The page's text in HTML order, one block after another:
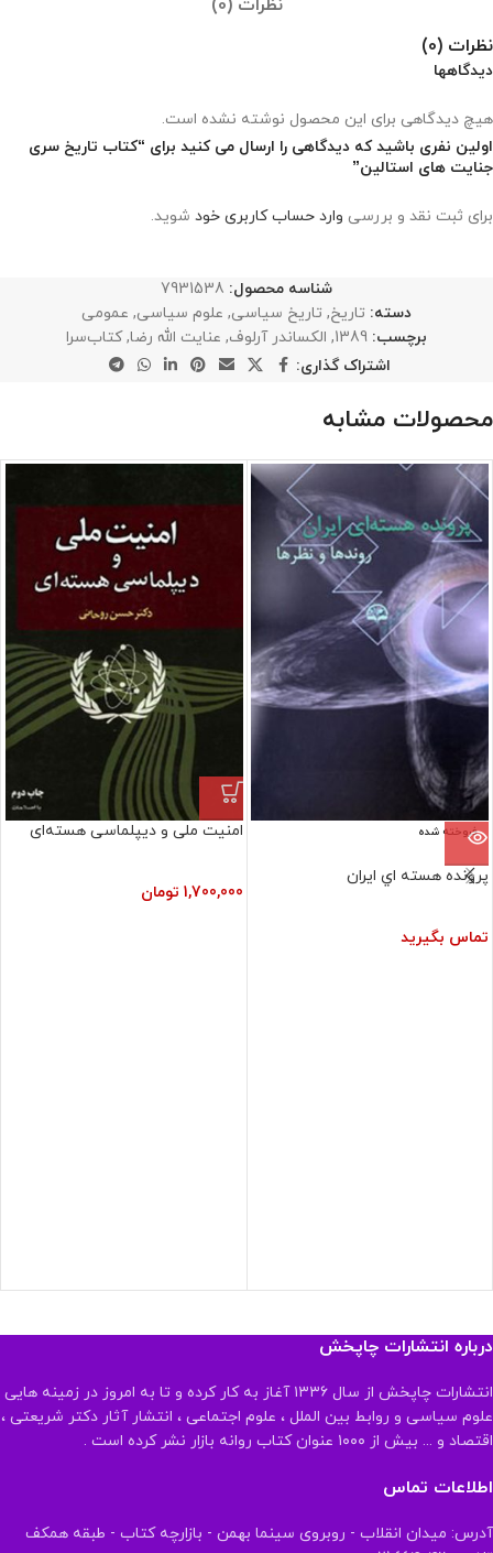
نظرات (0)
نظرات (0)
دیدگاهها
هیچ دیدگاهی برای این محصول نوشته نشده است.
اولین نفری باشید که دیدگاهی را ارسال می کنید برای “کتاب تاریخ سری
جنایت های استالین”
برای ثبت نقد و بررسی وارد حساب کاربری خود شوید.
شناسه محصول: 7931538
دسته: تاریخ, تاریخ سیاسی, علوم سیاسی, عمومی
برچسب: 1389
, الکساندر آرلوف, عنایت الله رضا, کتاب‌سرا
اشتراک گذاری:
محصولات مشابه
فروخته شده
پرونده‏ هسته‏ اي‏ ايران‏
تماس بگیرید
امنیت ملی و دیپلماسی هسته‌ای
1,700,000 تومان
درباره انتشارات چاپخش
انتشارات چاپخش از سال ۱۳۳۶ آغاز به کار کرده و تا به امروز در زمینه هایی
علوم سیاسی و روابط بین الملل ، علوم اجتماعی ، انتشار آثار دکتر شریعتی ،
اقتصاد و ... بیش از ۱۰۰۰ عنوان کتاب روانه بازار نشر کرده است .
اطلاعات تماس
آدرس: میدان انقلاب - روبروی سینما بهمن - بازارچه کتاب - طبقه همکف